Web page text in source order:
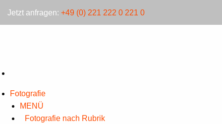
Jetzt anfragen: +49 (0) 221 222 0 221 0
Fotografie
MENÜ
Fotografie nach Rubrik